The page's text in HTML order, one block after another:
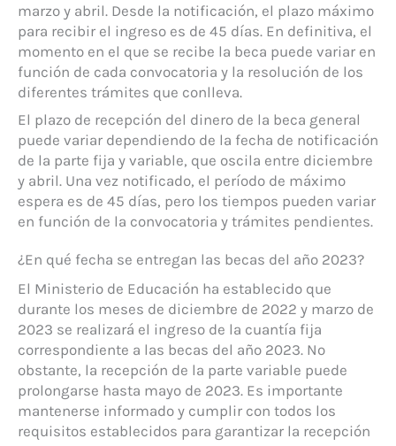
marzo y abril. Desde la notificación, el plazo máximo
para recibir el ingreso es de 45 días. En definitiva, el
momento en el que se recibe la beca puede variar en
función de cada convocatoria y la resolución de los
diferentes trámites que conlleva.
El plazo de recepción del dinero de la beca general
puede variar dependiendo de la fecha de notificación
de la parte fija y variable, que oscila entre diciembre
y abril. Una vez notificado, el período de máximo
espera es de 45 días, pero los tiempos pueden variar
en función de la convocatoria y trámites pendientes.
¿En qué fecha se entregan las becas del año 2023?
El Ministerio de Educación ha establecido que
durante los meses de diciembre de 2022 y marzo de
2023 se realizará el ingreso de la cuantía fija
correspondiente a las becas del año 2023. No
obstante, la recepción de la parte variable puede
prolongarse hasta mayo de 2023. Es importante
mantenerse informado y cumplir con todos los
requisitos establecidos para garantizar la recepción